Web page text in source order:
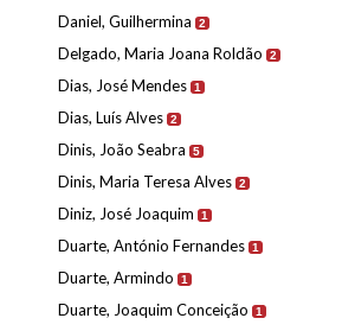
Daniel, Guilhermina 2
Delgado, Maria Joana Roldão 2
Dias, José Mendes 1
Dias, Luís Alves 2
Dinis, João Seabra 5
Dinis, Maria Teresa Alves 2
Diniz, José Joaquim 1
Duarte, António Fernandes 1
Duarte, Armindo 1
Duarte, Joaquim Conceição 1